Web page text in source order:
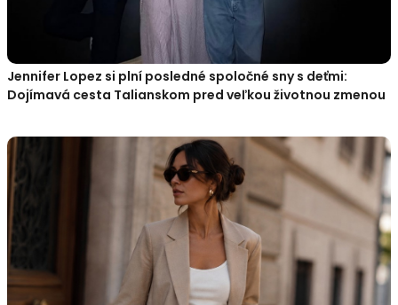
Jennifer Lopez si plní posledné spoločné sny s deťmi:
Dojímavá cesta Talianskom pred veľkou životnou zmenou